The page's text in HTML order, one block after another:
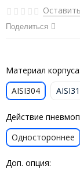
Поделиться
Материал корпуса:
AISI304
Действие
Одностороннее
Доп. опция: